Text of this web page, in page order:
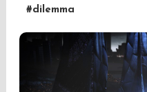
#dilemma